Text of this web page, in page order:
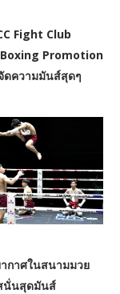
Fight Club
Promotion
ดความมันส์สุดๆ
กาศในสนามมวย
สนั่นสุดมันส์